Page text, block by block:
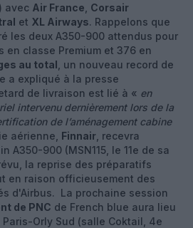
avec Air France Corsair
et XL Airways. Rappelons que
les deux A350-900 attendus pour
en classe Premium et 376 en
au total , un nouveau record de
a expliqué à la presse
de livraison est lié à « en
intervenu dernièrement lors de la
de l’aménagement cabine
aérienne, Finnair , recevra
A350-900 (MSN115, le 11e de sa
la reprise des préparatifs
en raison officieusement des
d'Airbus. La prochaine session
de PNC de French blue aura lieu
Orly Sud (salle Coktail, 4e